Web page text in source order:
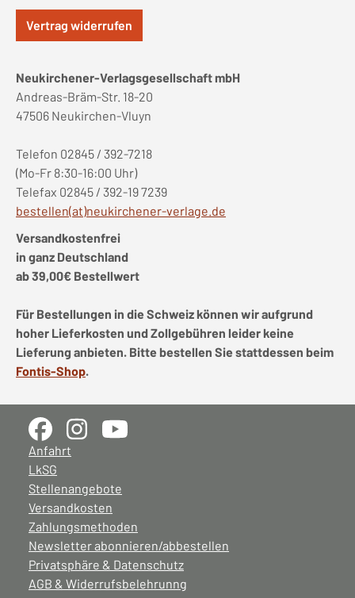
Vertrag widerrufen
Neukirchener-Verlagsgesellschaft mbH
Andreas-Bräm-Str. 18-20
47506 Neukirchen-Vluyn
Telefon 02845 / 392-7218
(Mo-Fr 8:30-16:00 Uhr)
Telefax 02845 / 392-19 7239
bestellen(at)neukirchener-verlage.de
Versandkostenfrei
in ganz Deutschland
ab 39,00€ Bestellwert
Für Bestellungen in die Schweiz können wir aufgrund
hoher Lieferkosten und Zollgebühren leider keine
Lieferung anbieten. Bitte bestellen Sie stattdessen beim
Fontis-Shop.
Anfahrt
LkSG
Stellenangebote
Versandkosten
Zahlungsmethoden
Newsletter abonnieren/abbestellen
Privatsphäre & Datenschutz
AGB & Widerrufsbelehrunng